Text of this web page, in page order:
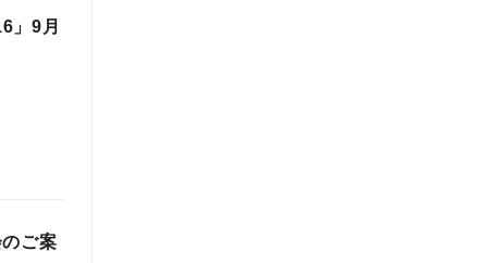
」9月
ご案